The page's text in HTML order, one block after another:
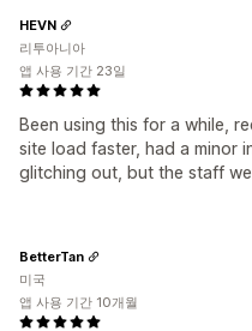
Been using this for a while,
site load faster, had a minor
glitching out, but the staff
HEVN
리투아니아
앱 사용 기간 23일
BetterTan
미국
앱 사용 기간 10개월